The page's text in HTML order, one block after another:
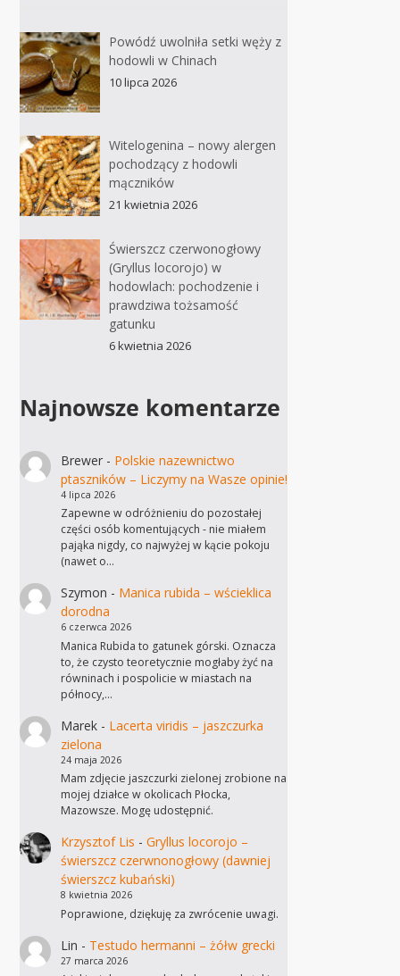
Powódź uwolniła setki węży z
hodowli w Chinach
10 lipca 2026
Witelogenina – nowy alergen
pochodzący z hodowli
mączników
21 kwietnia 2026
Świerszcz czerwonogłowy
(Gryllus locorojo) w
hodowlach: pochodzenie i
prawdziwa tożsamość
gatunku
6 kwietnia 2026
Najnowsze komentarze
Brewer- Polskie nazewnictwo
ptaszników – Liczymy na Wasze opinie!
4 lipca 2026
Zapewne w odróżnieniu do pozostałej
części osób komentujących - nie miałem
pająka nigdy, co najwyżej w kącie pokoju
(nawet o…
Szymon - Manica rubida – wścieklica
dorodna
6 czerwca 2026
Manica Rubida to gatunek górski. Oznacza
to, że czysto teoretycznie mogłaby żyć na
równinach i pospolicie w miastach na
północy,…
Marek- Lacerta viridis – jaszczurka
zielona
24 maja 2026
Mam zdjęcie jaszczurki zielonej zrobione na
mojej działce w okolicach Płocka,
Mazowsze. Mogę udostępnić.
Krzysztof Lis - Gryllus locorojo –
świerszcz czerwnonogłowy (dawniej
świerszcz kubański)
8 kwietnia 2026
Poprawione, dziękuję za zwrócenie uwagi.
Lin - Testudo hermanni – żółw grecki
27 marca 2026